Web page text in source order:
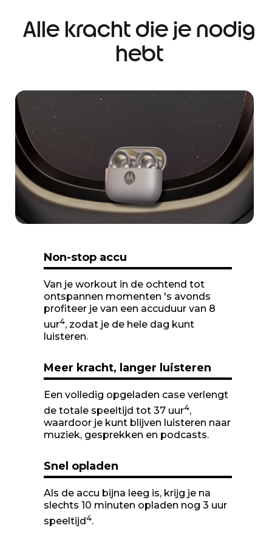
Alle kracht die je nodig
hebt
m
Non-stop accu
Van je workout in de ochtend tot
ontspannen momenten 's avonds
profiteer je van een accuduur van 8
uur4, zodat je de hele dag kunt
luisteren.
Meer kracht, langer luisteren
Een volledig opgeladen case verlengt
de totale speeltijd tot 37 uur4,
waardoor je kunt blijven luisteren naar
muziek, gesprekken en podcasts.
Snel opladen
Als de accu bijna leeg is, krijg je na
slechts 10 minuten opladen nog 3 uur
speeltijd4.